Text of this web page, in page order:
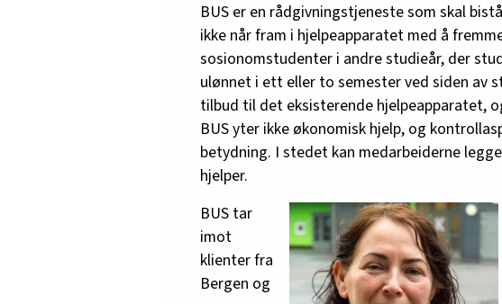
BUS er en rådgivningstjeneste som skal
ikke når fram i hjelpeapparatet med å
sosionomstudenter i andre studieår, der
ulønnet i ett eller to semester ved siden av
tilbud til det eksisterende hjelpeapparatet,
BUS yter ikke økonomisk hjelp, og
betydning. I stedet kan medarbeiderne
hjelper.
BUS tar
imot
klienter fra
Bergen og